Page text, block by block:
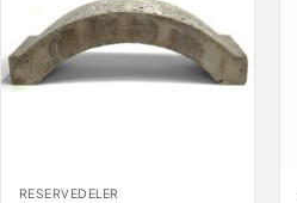
RESERVEDELER